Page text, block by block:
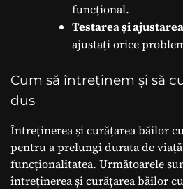
funcțional.
Testarea și ajustarea
ajustați orice
Cum să întreținem și să
dus
Întreținerea și curățarea băilor
pentru a prelungi durata de
funcționalitatea. Următoarele
întreținerea și curățarea băilor